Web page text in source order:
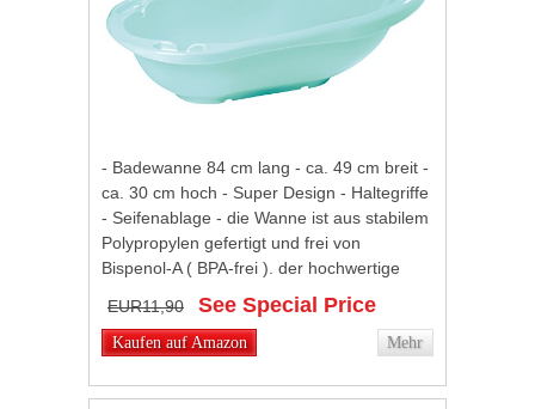
- Badewanne 84 cm lang - ca. 49 cm breit -
ca. 30 cm hoch - Super Design - Haltegriffe
- Seifenablage - die Wanne ist aus stabilem
Polypropylen gefertigt und frei von
Bispenol-A ( BPA-frei ). der hochwertige
Kunststoff ermöglicht eine lange...
EUR11,90 See Special Price
Kaufen auf Amazon Mehr